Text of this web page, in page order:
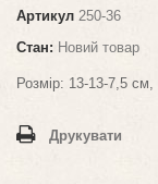
Артикул 250-36
Стан: Новий товар
Розмір: 13-13-7,5
Друкувати